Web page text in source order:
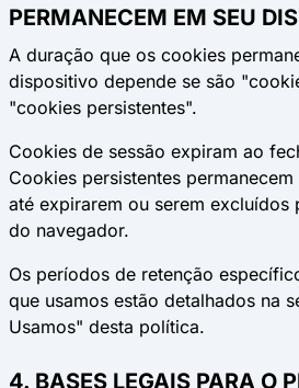
PERMANECEM EM SEU
A duração que os cookies
dispositivo depende se são
"cookies persistentes".
Cookies de sessão expiram ao
Cookies persistentes
até expirarem ou serem excluídos
do navegador.
Os períodos de retenção
que usamos estão detalhados na
Usamos" desta política.
4. BASES LEGAIS PARA O